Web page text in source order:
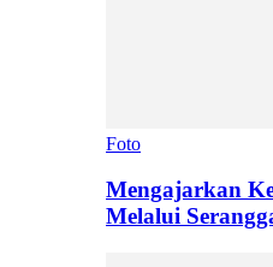
Foto
Mengajarkan
Melalui